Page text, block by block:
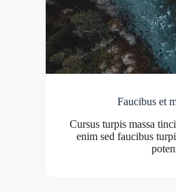
Faucibus et
Cursus turpis massa
enim sed faucibus